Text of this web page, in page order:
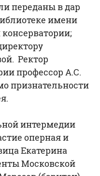
переданы в дар
имени
Ректор
профессор А.С.
признательности
интермедии
оперная и
Екатерина
Московской